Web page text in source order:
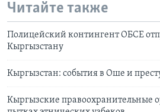
Читайте также
Полицейский контингент ОБСЕ
Кыргызстану
Кыргызстан: события в Оше и
Кыргызские правоохранительные